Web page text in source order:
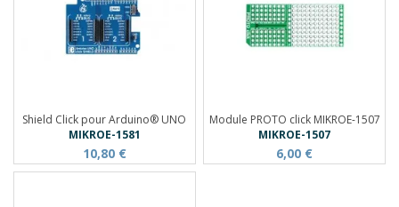
Shield Click pour Arduino® UNO
MIKROE-1581
10,80 €
Module PROTO click MIKROE-1507
MIKROE-1507
6,00 €